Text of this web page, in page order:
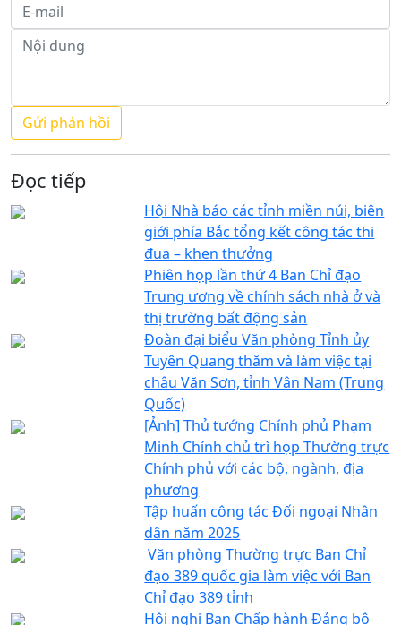
Đọc tiếp
Hội Nhà báo các tỉnh miền núi, biên
giới phía Bắc tổng kết công tác thi
đua – khen thưởng
Phiên họp lần thứ 4 Ban Chỉ đạo
Trung ương về chính sách nhà ở và
thị trường bất động sản
Đoàn đại biểu Văn phòng Tỉnh ủy
Tuyên Quang thăm và làm việc tại
châu Văn Sơn, tỉnh Vân Nam (Trung
Quốc)
[Ảnh] Thủ tướng Chính phủ Phạm
Minh Chính chủ trì họp Thường trực
Chính phủ với các bộ, ngành, địa
phương
Tập huấn công tác Đối ngoại Nhân
dân năm 2025
Văn phòng Thường trực Ban Chỉ
đạo 389 quốc gia làm việc với Ban
Chỉ đạo 389 tỉnh
Hội nghị Ban Chấp hành Đảng bộ